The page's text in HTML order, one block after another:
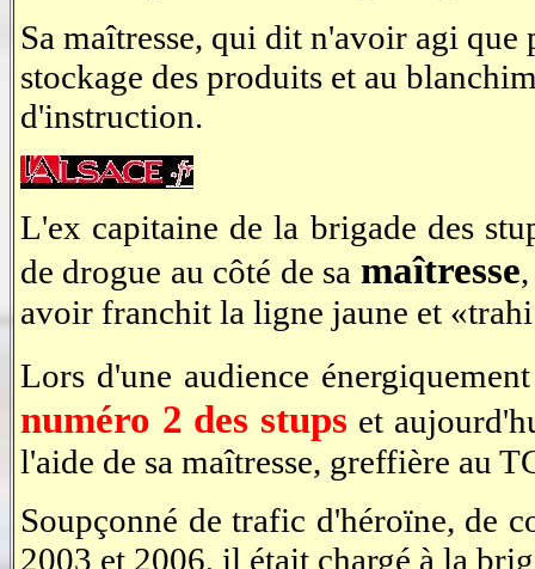
Sa maîtresse, qui dit n'avoir agi
stockage des produits et au
d'instruction.
L'ex capitaine de la brigade des
de drogue au côté de sa maîtresse
avoir franchit la ligne jaune et
Lors d'une audience
numéro 2 des stups et
l'aide de sa maîtresse, greffière au
Soupçonné de trafic d'héroïne, de
2003 et 2006, il était chargé à la